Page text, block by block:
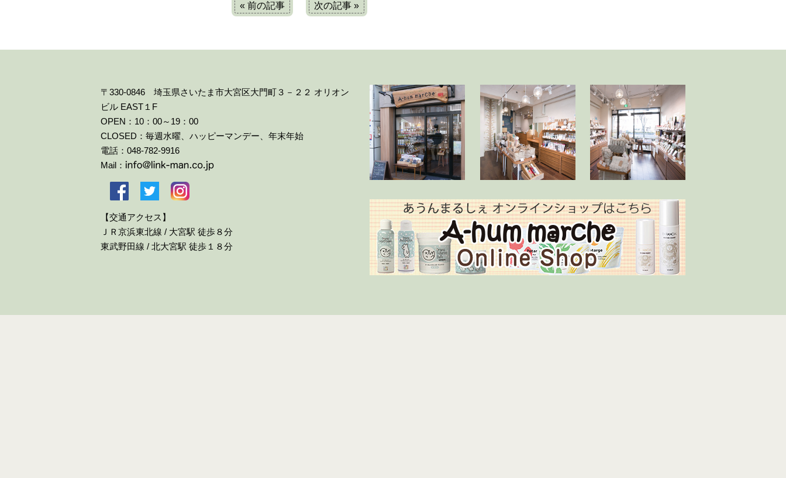
« 前の記事 次の記事 »
〒330-0846 埼玉県さいたま市大宮区大門町３－２２ オリオン
ビル EAST１F
OPEN：10：00～19：00
CLOSED：毎週水曜、ハッピーマンデー、年末年始
電話：048-782-9916
Mail：
【交通アクセス】
ＪＲ京浜東北線 / 大宮駅 徒歩８分
東武野田線 / 北大宮駅 徒歩１８分